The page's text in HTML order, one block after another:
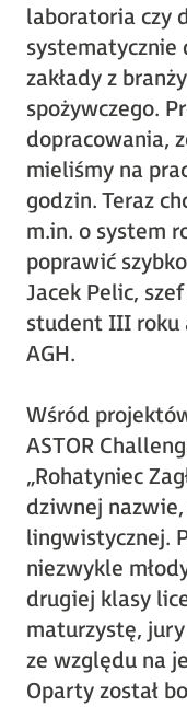
laboratoria czy
systematycznie
zakłady z
spożywczego.
dopracowania,
mieliśmy na
godzin. Teraz
m.in. o system
poprawić
Jacek Pelic,
student III roku
AGH.
Wśród
ASTOR
„Rohatyniec
dziwnej
lingwistycznej.
niezwykle
drugiej klasy
maturzystę,
ze względu na
Oparty został